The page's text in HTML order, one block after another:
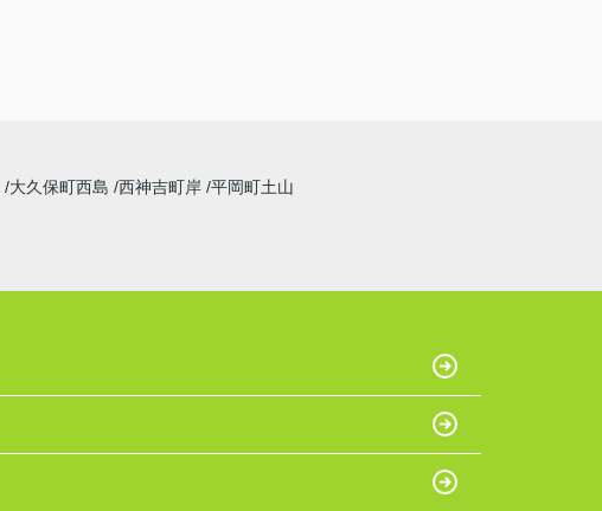
大久保町西島 西神吉町岸 平岡町土山